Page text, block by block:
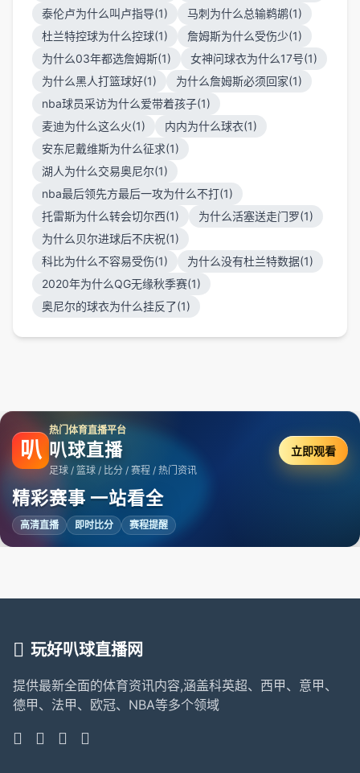
泰伦卢为什么叫卢指导(1)
马刺为什么总输鹈鹕(1)
杜兰特控球为什么控球(1)
詹姆斯为什么受伤少(1)
为什么03年都选詹姆斯(1)
女神问球衣为什么17号(1)
为什么黑人打篮球好(1)
为什么詹姆斯必须回家(1)
nba球员采访为什么爱带着孩子(1)
麦迪为什么这么火(1)
内内为什么球衣(1)
安东尼戴维斯为什么征求(1)
湖人为什么交易奥尼尔(1)
nba最后领先方最后一攻为什么不打(1)
托雷斯为什么转会切尔西(1)
为什么活塞送走门罗(1)
为什么贝尔进球后不庆祝(1)
科比为什么不容易受伤(1)
为什么没有杜兰特数据(1)
2020年为什么QG无缘秋季赛(1)
奥尼尔的球衣为什么挂反了(1)
叭
热门体育直播平台
叭球直播
足球 / 篮球 / 比分 / 赛程 / 热门资讯
精彩赛事 一站看全
高清直播 即时比分 赛程提醒
立即观看
玩好叭球直播网
提供最新全面的体育资讯内容,涵盖科英超、西甲、意甲、
德甲、法甲、欧冠、NBA等多个领域